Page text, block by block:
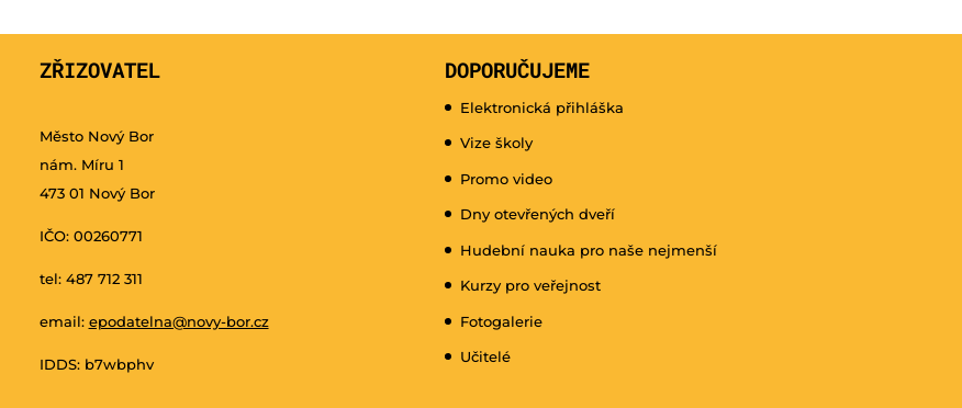
ZŘIZOVATEL
Město Nový Bor
nám. Míru 1
473 01 Nový Bor
IČO: 00260771
tel: 487 712 311
email: epodatelna@novy-bor.cz
IDDS: b7wbphv
DOPORUČUJEME
Elektronická přihláška
Vize školy
Promo video
Dny otevřených dveří
Hudební nauka pro naše nejmenší
Kurzy pro veřejnost
Fotogalerie
Učitelé